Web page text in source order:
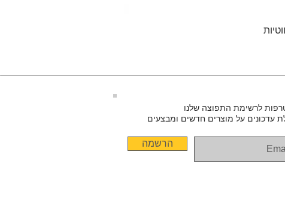
לרשימת התפוצה שלנו
עדכונים על מוצרים חדשים ומבצעים
הרשמה